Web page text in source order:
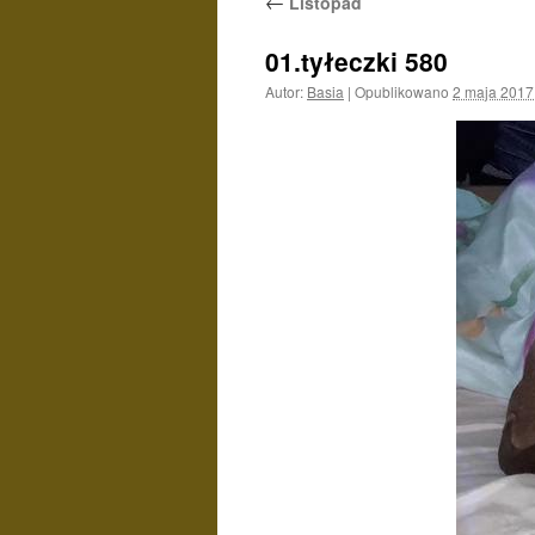
01.tyłeczki 580
Autor: Basia | Opublikowano 2 maja 2017